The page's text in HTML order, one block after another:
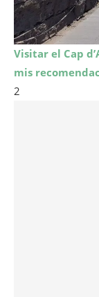
Visitar el Cap
mis
2